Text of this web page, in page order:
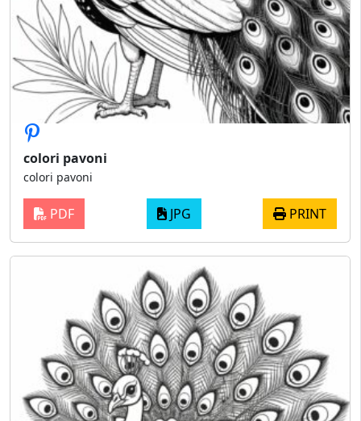
colori pavoni
colori pavoni
PDF JPG PRINT